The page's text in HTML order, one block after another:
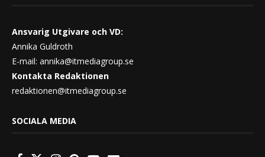
Ansvarig Utgivare och VD:
Annika Guldroth
E-mail: annika@itmediagroup.se
Kontakta Redaktionen
redaktionen@itmediagroup.se
SOCIALA MEDIA